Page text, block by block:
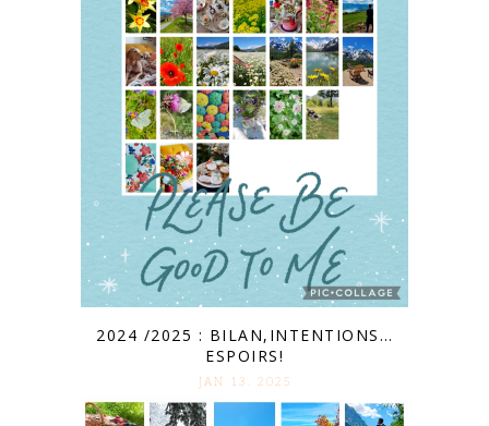
2024 /2025 : BILAN,INTENTIONS…
ESPOIRS!
JAN 13. 2025